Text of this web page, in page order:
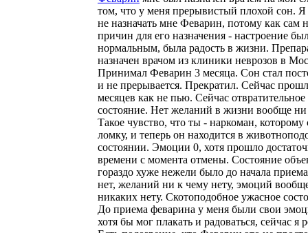
том, что у меня прерывистый плохой сон. Я
не назначать мне Феварин, потому как сам
причин для его назначения - настроение
нормальным, была радость в жизни.
назначен врачом из клиники неврозов в
Принимал Феварин 3 месяца. Сон стал
и не прерывается. Прекратил. Сейчас
месяцев как не пью. Сейчас отвратительное
состояние. Нет желаний в жизни вообще ни
Такое чувство, что ты - наркоман, которому
ломку, и теперь он находится в
состоянии. Эмоции 0, хотя прошло
времени с момента отмены. Состояние
гораздо хуже нежели было до начала
нет, желаний ни к чему нету, эмоций
никаких нету. Скотоподобное ужасное
До приема феварина у меня были свои
хотя бы мог плакать и радоваться, сейчас я